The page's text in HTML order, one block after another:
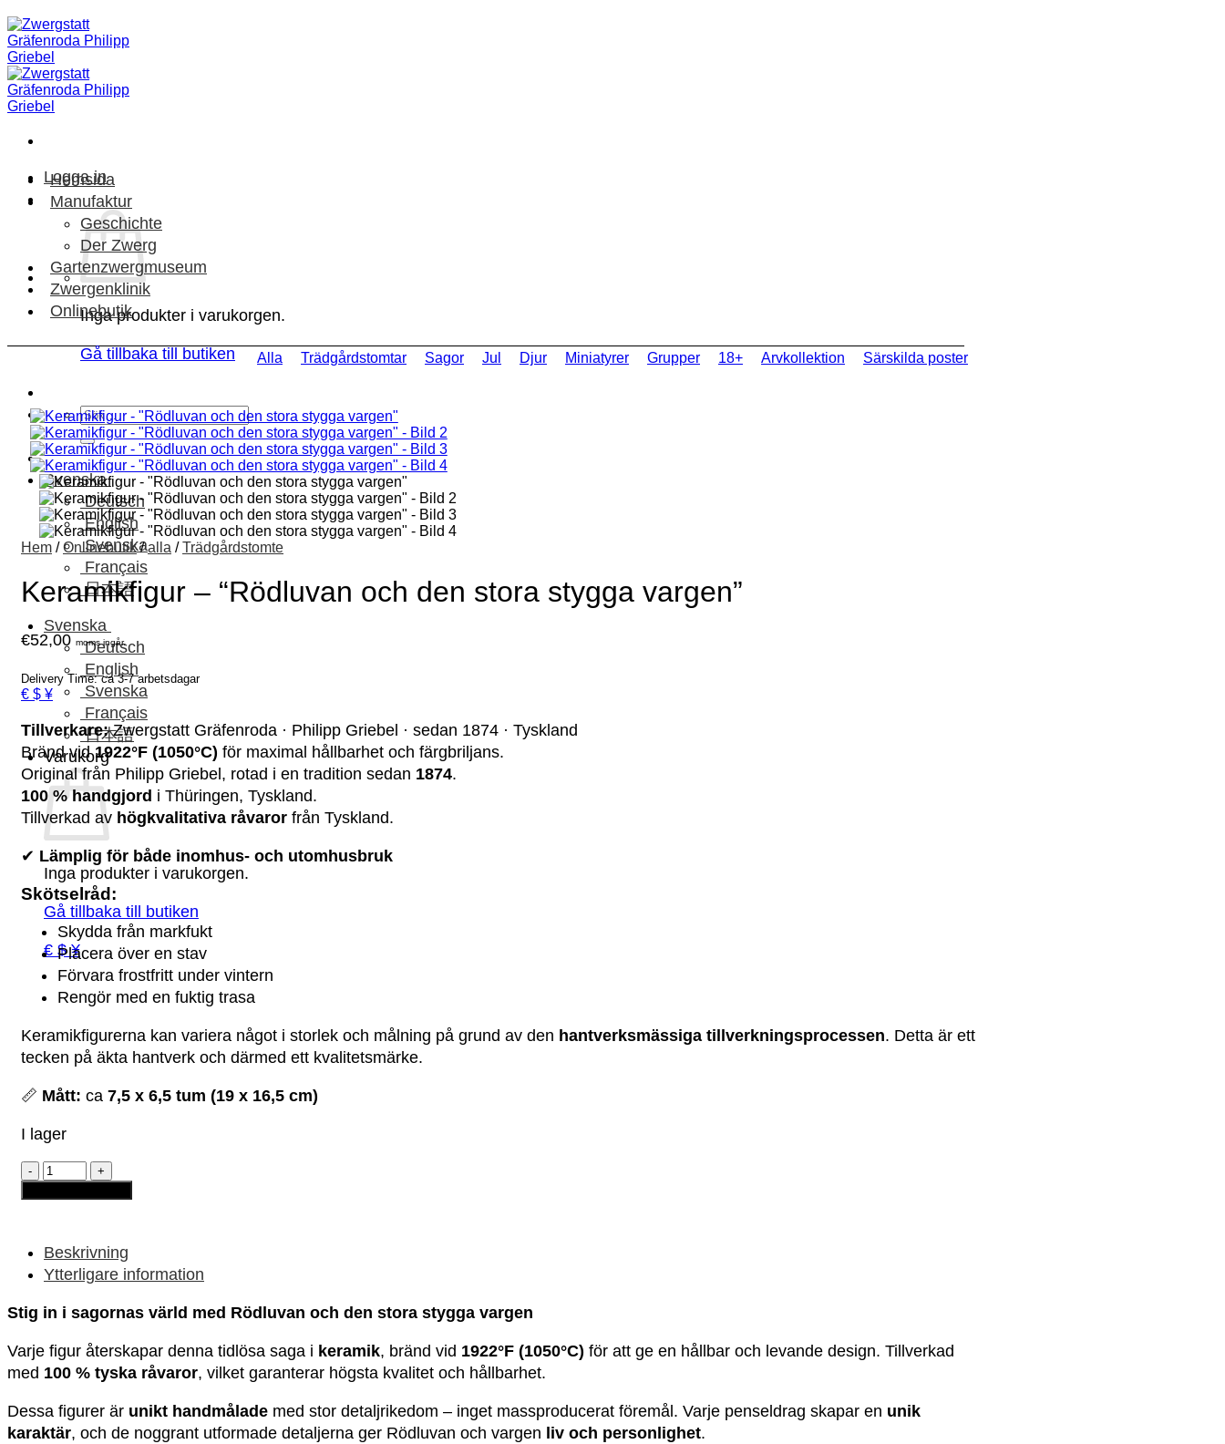
Skip
to
content
Logga in
Inga produkter i varukorgen.
Gå tillbaka till butiken
Sök
efter:
Svenska
Deutsch
English
Svenska
Français
日本語
Svenska
Deutsch
English
Svenska
Français
日本語
Varukorg
Inga produkter i varukorgen.
Gå tillbaka till butiken
€ $ ¥
Hemsida
Manufaktur
Geschichte
Der Zwerg
Gartenzwergmuseum
Zwergenklinik
Onlinebutik
Alla Trädgårdstomtar Sagor Jul Djur Miniatyrer Grupper 18+ Arvkollektion Särskilda poster
Hem / Onlinebutik / alla / Trädgårdstomte
Keramikfigur – “Rödluvan och den stora stygga vargen”
€52,00 moms ingår.
Delivery Time: ca 3-7 arbetsdagar
€ $ ¥
Tillverkare:Zwergstatt Gräfenroda · Philipp Griebel · sedan 1874 · Tyskland
Bränd vid1922°F (1050°C) för maximal hållbarhet och färgbriljans.
Original från Philipp Griebel, rotad i en tradition sedan 1874.
100 % handgjord i Thüringen, Tyskland.
Tillverkad av högkvalitativa råvaror från Tyskland.
✔ Lämplig för både inomhus- och utomhusbruk
Skötselråd:
Skydda från markfukt
Placera över en stav
Förvara frostfritt under vintern
Rengör med en fuktig trasa
Keramikfigurerna kan variera något i storlek och målning på grund av den hantverksmässiga tillverkningsprocessen. Detta är ett
tecken på äkta hantverk och därmed ett kvalitetsmärke.
📏 Mått: ca 7,5 x 6,5 tum (19 x 16,5 cm)
I lager
Keramikfigur
-
"Rödluvan
stora
stygga
vargen"
Beskrivning
Ytterligare information
Stig in i sagornas värld med Rödluvan och den stora stygga vargen
Varje figur återskapar denna tidlösa saga i keramik, bränd vid 1922°F (1050°C) för att ge en hållbar och levande design. Tillverkad
med 100 % tyska råvaror, vilket garanterar högsta kvalitet och hållbarhet.
Dessa figurer är unikt handmålade med stor detaljrikedom – inget massproducerat föremål. Varje penseldrag skapar en unik
karaktär, och de noggrant utformade detaljerna ger Rödluvan och vargen liv och personlighet.